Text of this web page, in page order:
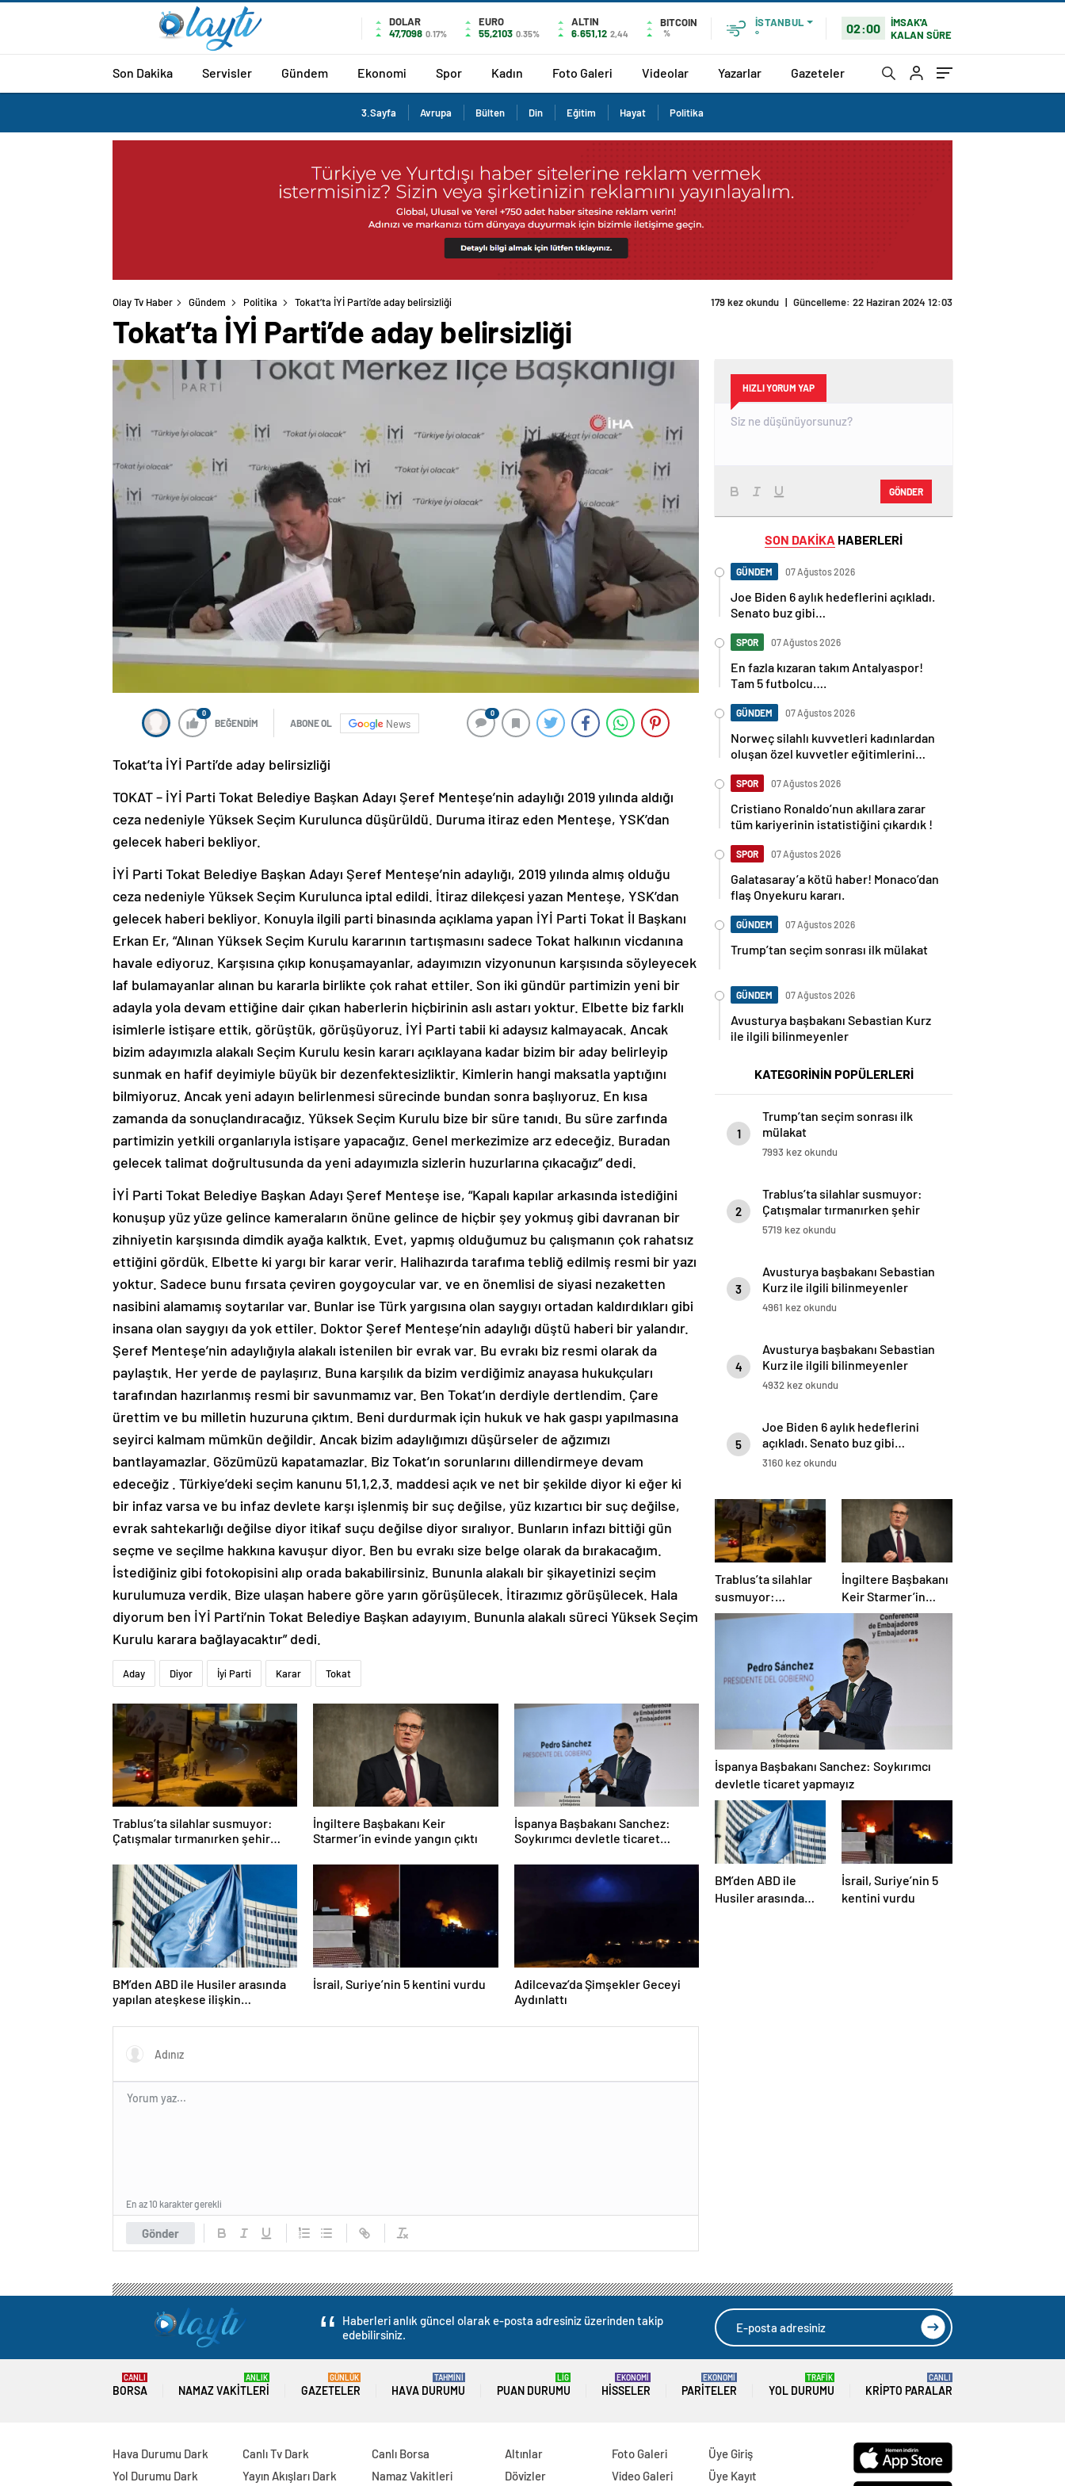
DOLAR
47,7098 0.17%
EURO
55,2103 0.35%
ALTIN
6.651,12 2,44
BITCOIN
%
İSTANBUL
°
02:00
İMSAK'A
KALAN SÜRE
Son Dakika Servisler Gündem Ekonomi Spor Kadın Foto Galeri Videolar Yazarlar Gazeteler
3.Sayfa Avrupa Bülten Din Eğitim Hayat Politika
Olay Tv Haber Gündem Politika Tokat’ta İYİ Parti’de aday belirsizliği 179 kez okundu | Güncelleme: 22 Haziran 2024 12:03
Tokat’ta İYİ Parti’de aday belirsizliği
0
BEĞENDİM ABONE OL News
0
Tokat’ta İYİ Parti’de aday belirsizliği
TOKAT – İYİ Parti Tokat Belediye Başkan Adayı Şeref Menteşe’nin adaylığı 2019 yılında aldığı
ceza nedeniyle Yüksek Seçim Kurulunca düşürüldü. Duruma itiraz eden Menteşe, YSK’dan
gelecek haberi bekliyor.
İYİ Parti Tokat Belediye Başkan Adayı Şeref Menteşe’nin adaylığı, 2019 yılında almış olduğu
ceza nedeniyle Yüksek Seçim Kurulunca iptal edildi. İtiraz dilekçesi yazan Menteşe, YSK’dan
gelecek haberi bekliyor. Konuyla ilgili parti binasında açıklama yapan İYİ Parti Tokat İl Başkanı
Erkan Er, “Alınan Yüksek Seçim Kurulu kararının tartışmasını sadece Tokat halkının vicdanına
havale ediyoruz. Karşısına çıkıp konuşamayanlar, adayımızın vizyonunun karşısında söyleyecek
laf bulamayanlar alınan bu kararla birlikte çok rahat ettiler. Son iki gündür partimizin yeni bir
adayla yola devam ettiğine dair çıkan haberlerin hiçbirinin aslı astarı yoktur. Elbette biz farklı
isimlerle istişare ettik, görüştük, görüşüyoruz. İYİ Parti tabii ki adaysız kalmayacak. Ancak
bizim adayımızla alakalı Seçim Kurulu kesin kararı açıklayana kadar bizim bir aday belirleyip
sunmak en hafif deyimiyle büyük bir dezenfektesizliktir. Kimlerin hangi maksatla yaptığını
bilmiyoruz. Ancak yeni adayın belirlenmesi sürecinde bundan sonra başlıyoruz. En kısa
zamanda da sonuçlandıracağız. Yüksek Seçim Kurulu bize bir süre tanıdı. Bu süre zarfında
partimizin yetkili organlarıyla istişare yapacağız. Genel merkezimize arz edeceğiz. Buradan
gelecek talimat doğrultusunda da yeni adayımızla sizlerin huzurlarına çıkacağız” dedi.
İYİ Parti Tokat Belediye Başkan Adayı Şeref Menteşe ise, “Kapalı kapılar arkasında istediğini
konuşup yüz yüze gelince kameraların önüne gelince de hiçbir şey yokmuş gibi davranan bir
zihniyetin karşısında dimdik ayağa kalktık. Evet, yapmış olduğumuz bu çalışmanın çok rahatsız
ettiğini gördük. Elbette ki yargı bir karar verir. Halihazırda tarafıma tebliğ edilmiş resmi bir yazı
yoktur. Sadece bunu fırsata çeviren goygoycular var. ve en önemlisi de siyasi nezaketten
nasibini alamamış soytarılar var. Bunlar ise Türk yargısına olan saygıyı ortadan kaldırdıkları gibi
insana olan saygıyı da yok ettiler. Doktor Şeref Menteşe’nin adaylığı düştü haberi bir yalandır.
Şeref Menteşe’nin adaylığıyla alakalı istenilen bir evrak var. Bu evrakı biz resmi olarak da
paylaştık. Her yerde de paylaşırız. Buna karşılık da bizim verdiğimiz anayasa hukukçuları
tarafından hazırlanmış resmi bir savunmamız var. Ben Tokat’ın derdiyle dertlendim. Çare
ürettim ve bu milletin huzuruna çıktım. Beni durdurmak için hukuk ve hak gaspı yapılmasına
seyirci kalmam mümkün değildir. Ancak bizim adaylığımızı düşürseler de ağzımızı
bantlayamazlar. Gözümüzü kapatamazlar. Biz Tokat’ın sorunlarını dillendirmeye devam
edeceğiz . Türkiye’deki seçim kanunu 51,1,2,3. maddesi açık ve net bir şekilde diyor ki eğer ki
bir infaz varsa ve bu infaz devlete karşı işlenmiş bir suç değilse, yüz kızartıcı bir suç değilse,
evrak sahtekarlığı değilse diyor itikaf suçu değilse diyor sıralıyor. Bunların infazı bittiği gün
seçme ve seçilme hakkına kavuşur diyor. Ben bu evrakı size belge olarak da bırakacağım.
İstediğiniz gibi fotokopisini alıp orada bakabilirsiniz. Bununla alakalı bir şikayetinizi seçim
kurulumuza verdik. Bize ulaşan habere göre yarın görüşülecek. İtirazımız görüşülecek. Hala
diyorum ben İYİ Parti’nin Tokat Belediye Başkan adayıyım. Bununla alakalı süreci Yüksek Seçim
Kurulu karara bağlayacaktır” dedi.
Aday Diyor İyi Parti Karar Tokat
Trablus’ta silahlar susmuyor:
Çatışmalar tırmanırken şehir
İngiltere Başbakanı Keir
Starmer’in evinde yangın çıktı
İspanya Başbakanı Sanchez:
Soykırımcı devletle ticaret
BM’den ABD ile Husiler arasında
yapılan ateşkese ilişkin
İsrail, Suriye’nin 5 kentini vurdu
Adilcevaz’da Şimşekler Geceyi
Aydınlattı
Gönder
En az 10 karakter gerekli
HIZLI YORUM YAP
GÖNDER
SON DAKİKA HABERLERİ
GÜNDEM 07 Ağustos 2026
Joe Biden 6 aylık hedeflerini açıkladı.
Senato buz gibi…
SPOR 07 Ağustos 2026
En fazla kızaran takım Antalyaspor!
Tam 5 futbolcu….
GÜNDEM 07 Ağustos 2026
Norweç silahlı kuvvetleri kadınlardan
oluşan özel kuvvetler eğitimlerini
SPOR 07 Ağustos 2026
Cristiano Ronaldo’nun akıllara zarar
tüm kariyerinin istatistiğini çıkardık !
SPOR 07 Ağustos 2026
Galatasaray’a kötü haber! Monaco’dan
flaş Onyekuru kararı.
GÜNDEM 07 Ağustos 2026
Trump’tan seçim sonrası ilk mülakat
GÜNDEM 07 Ağustos 2026
Avusturya başbakanı Sebastian Kurz
ile ilgili bilinmeyenler
KATEGORİNİN POPÜLERLERİ
1
Trump’tan seçim sonrası ilk
mülakat
7993 kez okundu
2
Trablus’ta silahlar susmuyor:
Çatışmalar tırmanırken şehir
alarmda
5719 kez okundu
3
Avusturya başbakanı Sebastian
Kurz ile ilgili bilinmeyenler
4961 kez okundu
4
Avusturya başbakanı Sebastian
Kurz ile ilgili bilinmeyenler
4932 kez okundu
5
Joe Biden 6 aylık hedeflerini
açıkladı. Senato buz gibi…
3160 kez okundu
Trablus’ta silahlar
susmuyor:
Çatışmalar
İngiltere Başbakanı
Keir Starmer’in
evinde yangın çıktı
İspanya Başbakanı Sanchez: Soykırımcı
devletle ticaret yapmayız
BM’den ABD ile
Husiler arasında
İsrail, Suriye’nin 5
kentini vurdu
Haberleri anlık güncel olarak e-posta adresiniz üzerinden takip
edebilirsiniz.
BORSA
CANLI
NAMAZ VAKITLERI
ANLIK
GAZETELER
GÜNLÜK
HAVA DURUMU
TAHMİNİ
PUAN DURUMU
LİG
HISSELER
EKONOMİ
PARITELER
EKONOMİ
YOL DURUMU
TRAFİK
KRIPTO PARALAR
CANLI
Hava Durumu Dark
Yol Durumu Dark
Canlı Tv Dark
Yayın Akışları Dark
Canlı Borsa
Namaz Vakitleri
Altınlar
Dövizler
Foto Galeri
Video Galeri
Üye Giriş
Üye Kayıt